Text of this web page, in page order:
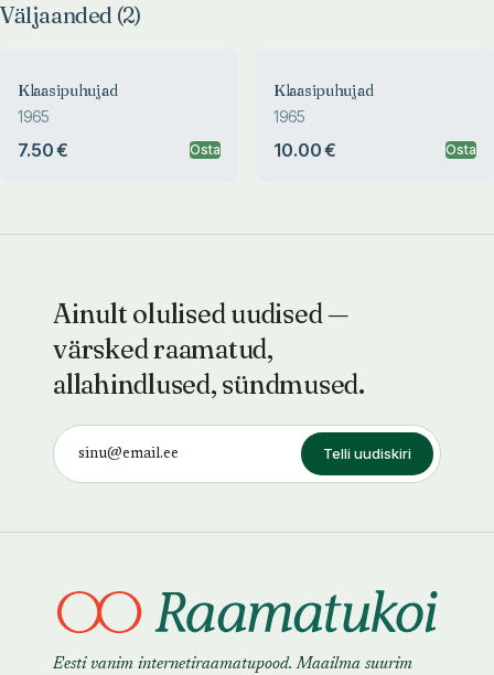
Väljaanded (2)
Klaasipuhujad
1965
7.50 € Osta
Klaasipuhujad
1965
10.00 € Osta
Ainult olulised uudised —
värsked raamatud,
allahindlused, sündmused.
Telli uudiskiri
Eesti vanim internetiraamatupood. Maailma suurim